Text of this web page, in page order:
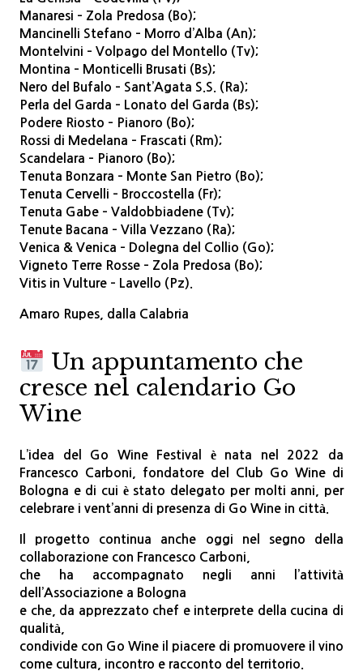
Manaresi – Zola Predosa (Bo);
Mancinelli Stefano – Morro d’Alba (An);
Montelvini – Volpago del Montello (Tv);
Montina – Monticelli Brusati (Bs);
Nero del Bufalo – Sant’Agata S.S. (Ra);
Perla del Garda – Lonato del Garda (Bs);
Podere Riosto – Pianoro (Bo);
Rossi di Medelana – Frascati (Rm);
Scandelara – Pianoro (Bo);
Tenuta Bonzara – Monte San Pietro (Bo);
Tenuta Cervelli – Broccostella (Fr);
Tenuta Gabe – Valdobbiadene (Tv);
Tenute Bacana – Villa Vezzano (Ra);
Venica & Venica – Dolegna del Collio (Go);
Vigneto Terre Rosse – Zola Predosa (Bo);
Vitis in Vulture – Lavello (Pz).
Amaro Rupes, dalla Calabria
Un appuntamento che
cresce nel calendario Go
Wine
L’idea del Go Wine Festival è nata nel 2022 da
Francesco Carboni, fondatore del Club Go Wine di
Bologna e di cui è stato delegato per molti anni, per
celebrare i vent’anni di presenza di Go Wine in città.
Il progetto continua anche oggi nel segno della
collaborazione con Francesco Carboni,
che ha accompagnato negli anni l’attività
dell’Associazione a Bologna
e che, da apprezzato chef e interprete della cucina di
qualità,
condivide con Go Wine il piacere di promuovere il vino
come cultura, incontro e racconto del territorio.